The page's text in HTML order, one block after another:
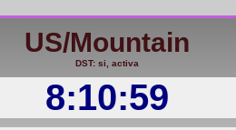
US/Mountain
DST: si, activa
8:11:00